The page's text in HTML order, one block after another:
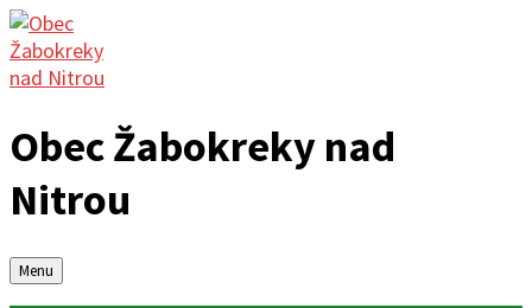
Obec Žabokreky nad
Nitrou
Menu